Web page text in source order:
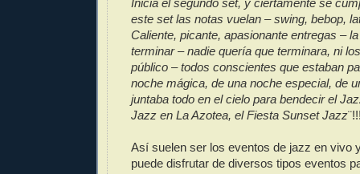
este set las notas vuelan – swing, bebop,
Caliente, picante, apasionante entregas –
terminar – nadie quería que terminara, ni
público – todos conscientes que estaban
noche mágica, de una noche especial, de
juntaba todo en el cielo para bendecir el
Jazz en La Azotea, el Fiesta Sunset Jazz
Así suelen ser los eventos de jazz en vivo
puede disfrutar de diversos tipos eventos